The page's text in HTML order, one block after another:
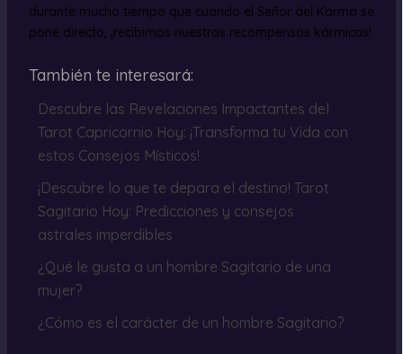
durante mucho tiempo que cuando el Señor del Karma se
pone directo, ¡recibimos nuestras recompensas kármicas!
También te interesará:
Descubre las Revelaciones Impactantes del
Tarot Capricornio Hoy: ¡Transforma tu Vida con
estos Consejos Místicos!
¡Descubre lo que te depara el destino! Tarot
Sagitario Hoy: Predicciones y consejos
astrales imperdibles
¿Qué le gusta a un hombre Sagitario de una
mujer?
¿Cómo es el carácter de un hombre Sagitario?